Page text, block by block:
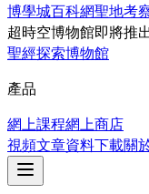
博學城百科網聖地考
超時空博物館即將推
聖經探索博物館
產品
網上課程網上商店
視頻文章資料下載關